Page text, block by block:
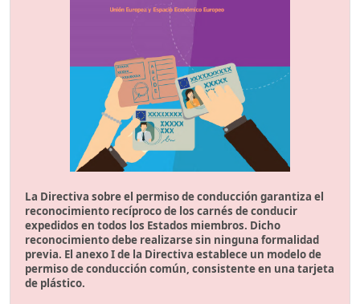
La Directiva sobre el permiso de conducción garantiza el
reconocimiento recíproco de los carnés de conducir
expedidos en todos los Estados miembros. Dicho
reconocimiento debe realizarse sin ninguna formalidad
previa. El anexo I de la Directiva establece un modelo de
permiso de conducción común, consistente en una tarjeta
de plástico.